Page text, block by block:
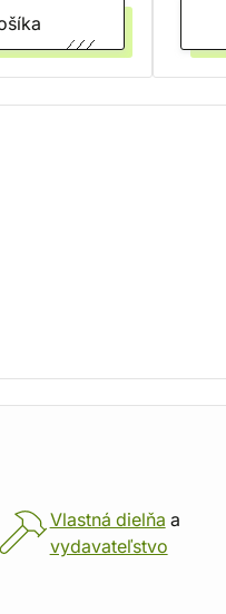
Vlastná dielňa a
vydavateľstvo